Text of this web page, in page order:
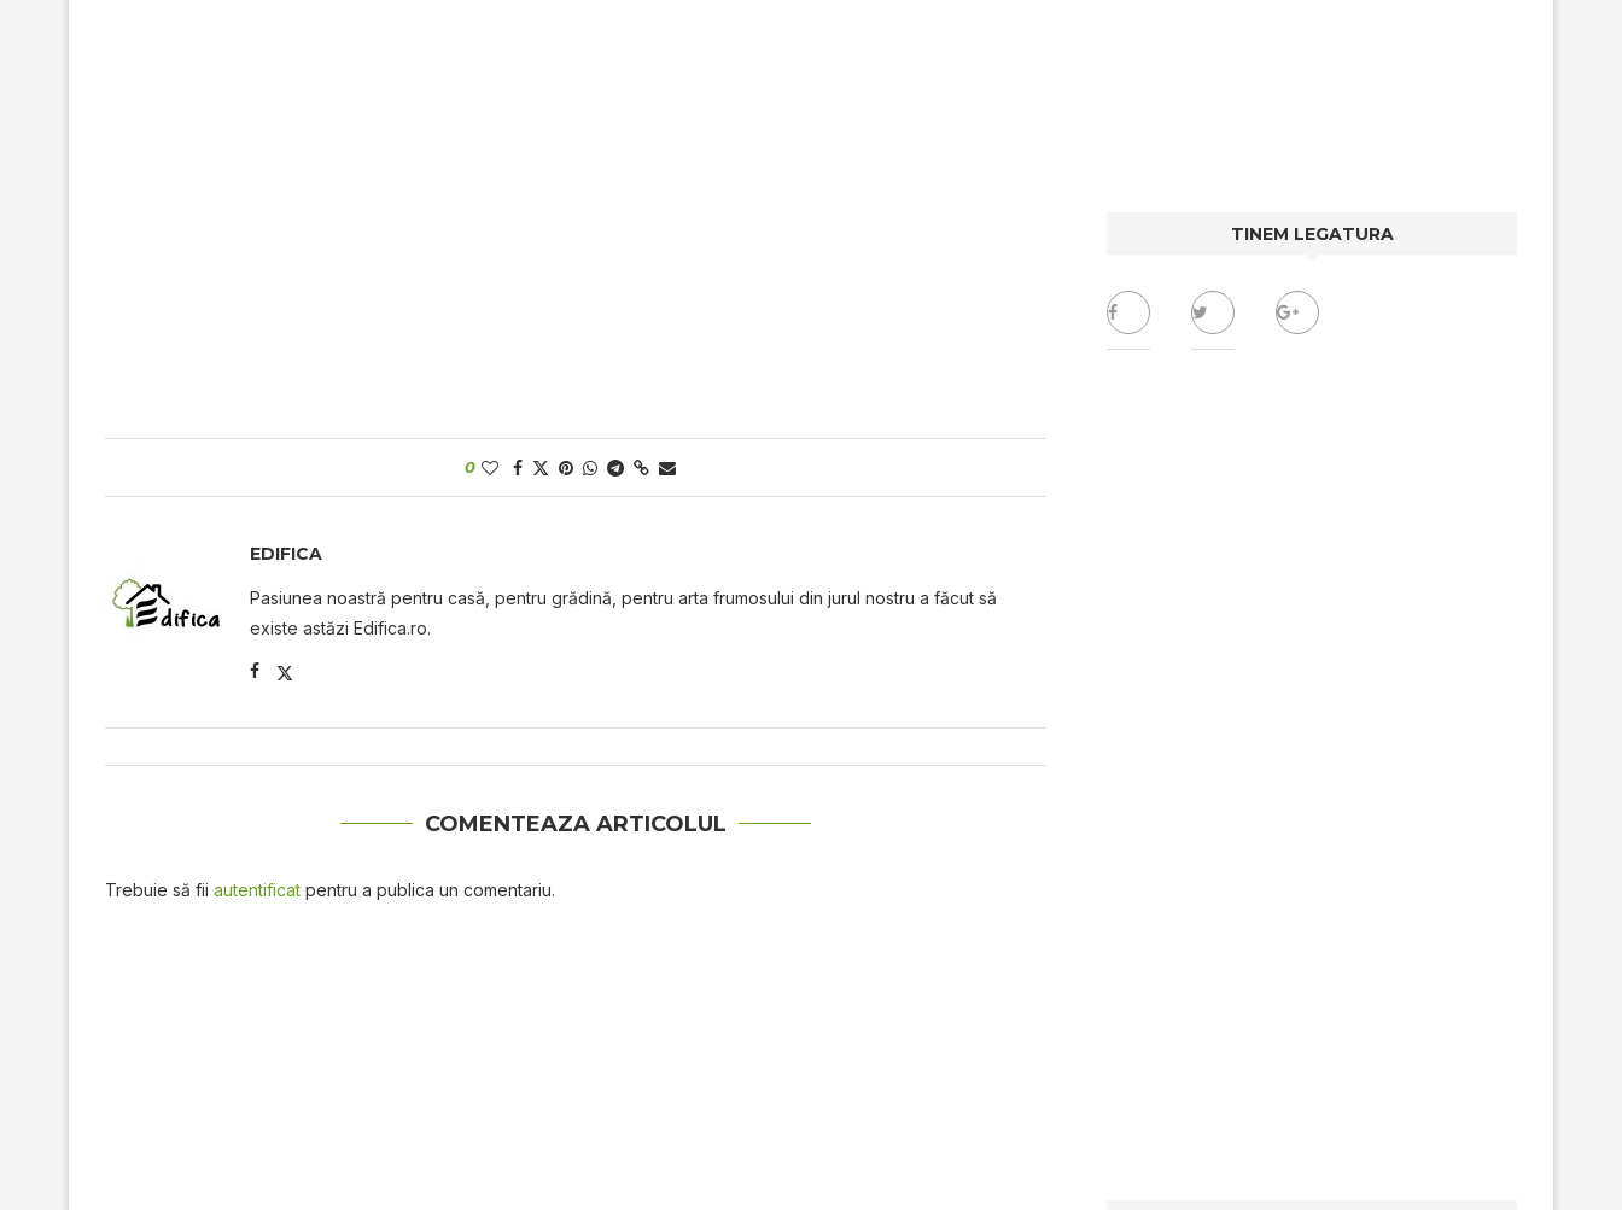
0
EDIFICA
Pasiunea noastră pentru casă, pentru grădină, pentru arta frumosului din jurul nostru a făcut să
existe astăzi Edifica.ro.
COMENTEAZA ARTICOLUL
Trebuie să fii autentificat pentru a publica un comentariu.
TINEM LEGATURA